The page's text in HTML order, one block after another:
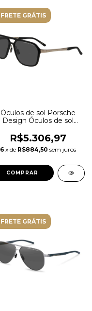
FRETE GRÁTIS
Óculos de sol Porsche
Design Óculos de sol
R$5.306,97
6 x de R$884,50 sem juros
FRETE GRÁTIS